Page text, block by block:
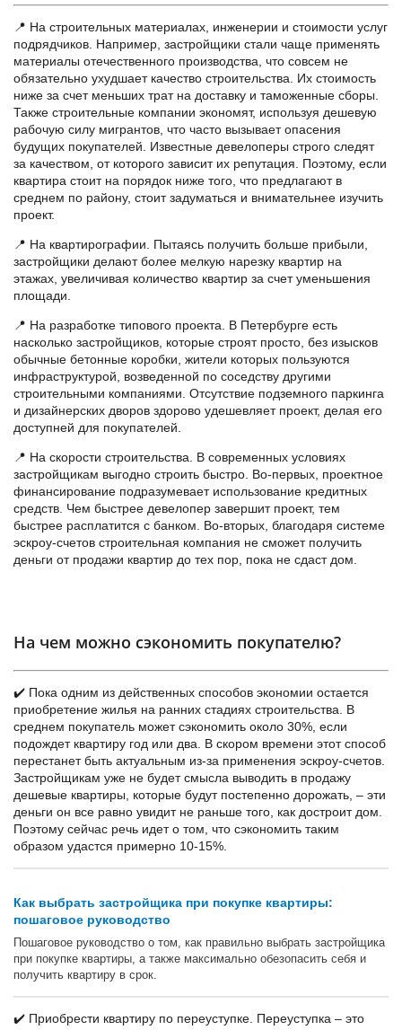
📍 На строительных материалах, инженерии и стоимости услуг
подрядчиков. Например, застройщики стали чаще применять
материалы отечественного производства, что совсем не
обязательно ухудшает качество строительства. Их стоимость
ниже за счет меньших трат на доставку и таможенные сборы.
Также строительные компании экономят, используя дешевую
рабочую силу мигрантов, что часто вызывает опасения
будущих покупателей. Известные девелоперы строго следят
за качеством, от которого зависит их репутация. Поэтому, если
квартира стоит на порядок ниже того, что предлагают в
среднем по району, стоит задуматься и внимательнее изучить
проект.
📍 На квартирографии. Пытаясь получить больше прибыли,
застройщики делают более мелкую нарезку квартир на
этажах, увеличивая количество квартир за счет уменьшения
площади.
📍 На разработке типового проекта. В Петербурге есть
насколько застройщиков, которые строят просто, без изысков
обычные бетонные коробки, жители которых пользуются
инфраструктурой, возведенной по соседству другими
строительными компаниями. Отсутствие подземного паркинга
и дизайнерских дворов здорово удешевляет проект, делая его
доступней для покупателей.
📍 На скорости строительства. В современных условиях
застройщикам выгодно строить быстро. Во-первых, проектное
финансирование подразумевает использование кредитных
средств. Чем быстрее девелопер завершит проект, тем
быстрее расплатится с банком. Во-вторых, благодаря системе
эскроу-счетов строительная компания не сможет получить
деньги от продажи квартир до тех пор, пока не сдаст дом.
На чем можно сэкономить покупателю?
✔️ Пока одним из действенных способов экономии остается
приобретение жилья на ранних стадиях строительства. В
среднем покупатель может сэкономить около 30%, если
подождет квартиру год или два. В скором времени этот способ
перестанет быть актуальным из-за применения эскроу-счетов.
Застройщикам уже не будет смысла выводить в продажу
дешевые квартиры, которые будут постепенно дорожать, – эти
деньги он все равно увидит не раньше того, как достроит дом.
Поэтому сейчас речь идет о том, что сэкономить таким
образом удастся примерно 10-15%.
Как выбрать застройщика при покупке квартиры:
пошаговое руководство
Пошаговое руководство о том, как правильно выбрать застройщика
при покупке квартиры, а также максимально обезопасить себя и
получить квартиру в срок.
✔️ Приобрести квартиру по переуступке. Переуступка – это